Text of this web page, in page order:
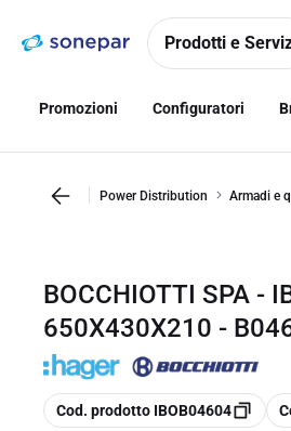
navigazionealla
Prodotti e
Promozioni Configuratori
Power Distribution Armadi e
BOCCHIOTTI SPA -
650X430X210 -
copia
Cod. prodotto IBOB04604